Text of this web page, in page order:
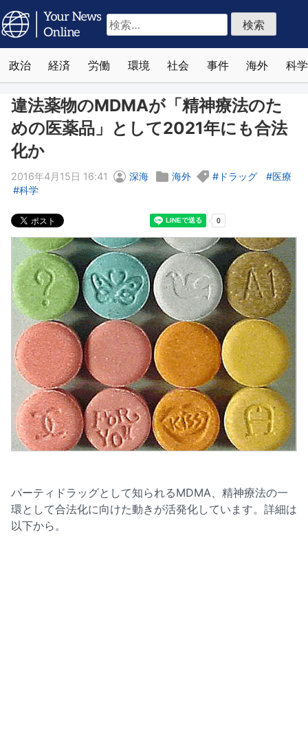
検
索:
政治 経済 労働 環境 社会 事件 海外 科学
違法薬物のMDMAが「精神療法のた
めの医薬品」として2021年にも合法
化か
2016年4月15日 16:41 深海 海外 ドラッグ
医療
科学
パーティドラッグとして知られるMDMA、精神療法の一
環として合法化に向けた動きが活発化しています。詳細は
以下から。